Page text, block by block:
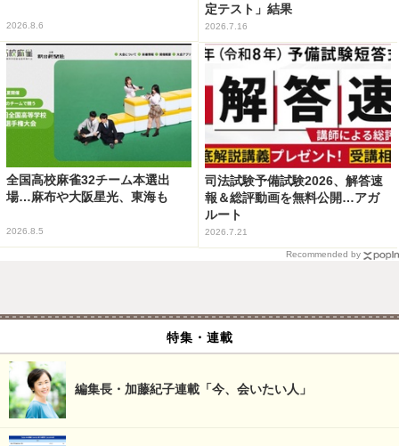
2026.8.6
定テスト」結果
2026.7.16
全国高校麻雀32チーム本選出
場…麻布や大阪星光、東海も
2026.8.5
司法試験予備試験2026、解答速
報＆総評動画を無料公開…アガ
ルート
2026.7.21
Recommended by
特集・連載
編集長・加藤紀子連載「今、会いたい人」